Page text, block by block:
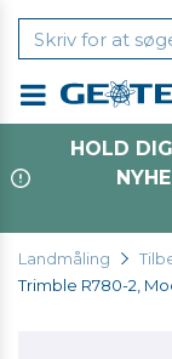
HOLD
Landmåling
Trimble R780-2,